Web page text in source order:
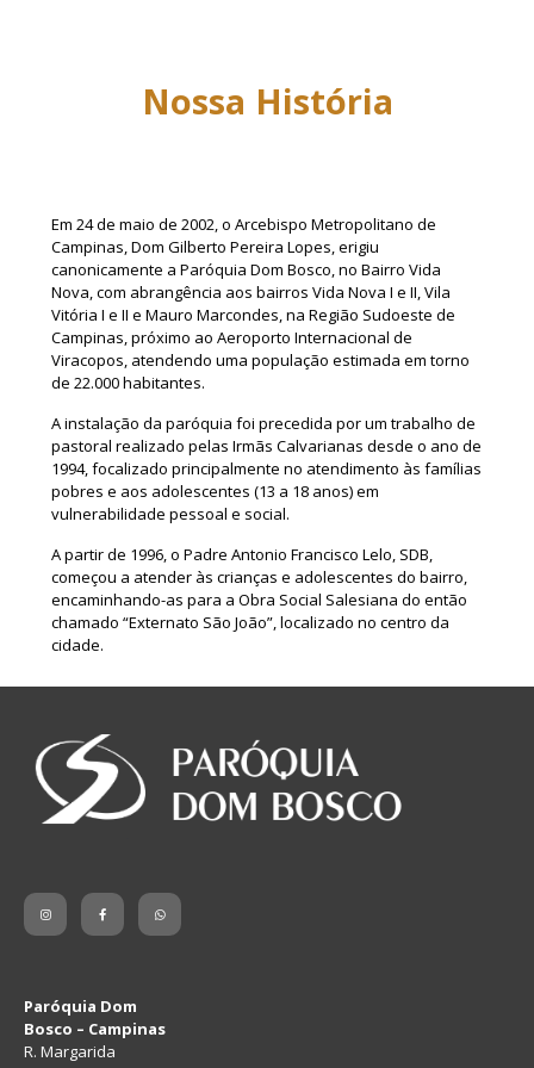
Nossa História
Em 24 de maio de 2002, o Arcebispo Metropolitano de
Campinas, Dom Gilberto Pereira Lopes, erigiu
canonicamente a Paróquia Dom Bosco, no Bairro Vida
Nova, com abrangência aos bairros Vida Nova I e II, Vila
Vitória I e II e Mauro Marcondes, na Região Sudoeste de
Campinas, próximo ao Aeroporto Internacional de
Viracopos, atendendo uma população estimada em torno
de 22.000 habitantes.
A instalação da paróquia foi precedida por um trabalho de
pastoral realizado pelas Irmãs Calvarianas desde o ano de
1994, focalizado principalmente no atendimento às famílias
pobres e aos adolescentes (13 a 18 anos) em
vulnerabilidade pessoal e social.
A partir de 1996, o Padre Antonio Francisco Lelo, SDB,
começou a atender às crianças e adolescentes do bairro,
encaminhando-as para a Obra Social Salesiana do então
chamado “Externato São João”, localizado no centro da
cidade.
Paróquia Dom
Bosco – Campinas
R. Margarida